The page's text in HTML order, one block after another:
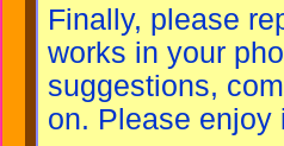
Finally, please
works in your
suggestions,
on. Please enjoy